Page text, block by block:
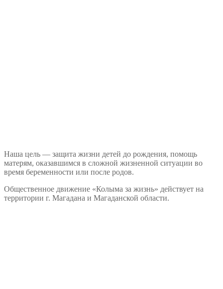
Наша цель — защита жизни детей до рождения, помощь
матерям, оказавшимся в сложной жизненной ситуации во
время беременности или после родов.
Общественное движение «Колыма за жизнь» действует на
территории г. Магадана и Магаданской области.